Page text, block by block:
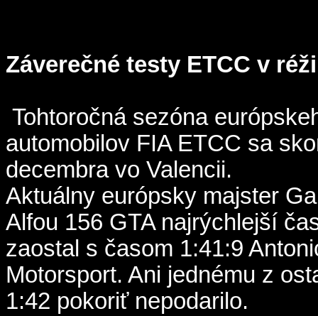
Záverečné testy ETCC v
Tohtoročná sezóna
automobilov FIA ETCC sa
decembra vo Valencii.
Aktuálny európsky majster
Alfou 156 GTA najrýchlejší
zaostal s časom 1:41:9
Motorsport. Ani jednému z
1:42 pokoriť nepodarilo.